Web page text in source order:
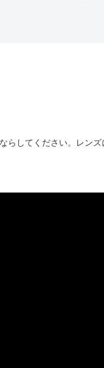
らしてください。レン